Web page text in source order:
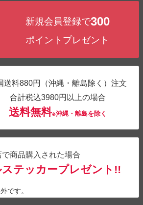
新規会員登録で300
ポイントプレゼント
送料880円（沖縄・離島除く）注文
合計税込3980円以上の場合
送料無料※沖縄・離島を除く
で商品購入された場合
テッカープレゼント!!
です。